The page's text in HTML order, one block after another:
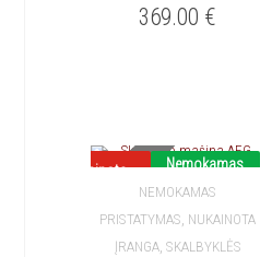
369.00 €
Nukainota
Nemokamas
NETURIME
DAUGIAU
NEMOKAMAS
PRISTATYMAS, NUKAINOTA
ĮRANGA, SKALBYKLĖS